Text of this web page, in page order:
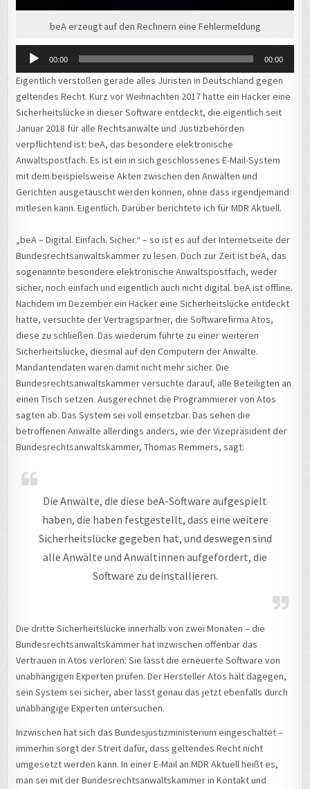
beA erzeugt auf den Rechnern eine Fehlermeldung
00:00 00:00
Eigentlich verstoßen gerade alles Juristen in Deutschland gegen
geltendes Recht. Kurz vor Weihnachten 2017 hatte ein Hacker eine
Sicherheitslücke in dieser Software entdeckt, die eigentlich seit
Januar 2018 für alle Rechtsanwälte und Justizbehörden
verpflichtend ist: beA, das besondere elektronische
Anwaltspostfach. Es ist ein in sich geschlossenes E-Mail-System
mit dem beispielsweise Akten zwischen den Anwälten und
Gerichten ausgetauscht werden können, ohne dass irgendjemand
mitlesen kann. Eigentlich. Darüber berichtete ich für MDR Aktuell.
„beA – Digital. Einfach. Sicher.“ – so ist es auf der Internetseite der
Bundesrechtsanwaltskammer zu lesen. Doch zur Zeit ist beA, das
sogenannte besondere elektronische Anwaltspostfach, weder
sicher, noch einfach und eigentlich auch nicht digital. beA ist offline.
Nachdem im Dezember ein Hacker eine Sicherheitslücke entdeckt
hatte, versuchte der Vertragspartner, die Softwarefirma Atos,
diese zu schließen. Das wiederum führte zu einer weiteren
Sicherheitslücke, diesmal auf den Computern der Anwälte.
Mandantendaten waren damit nicht mehr sicher. Die
Bundesrechtsanwaltskammer versuchte darauf, alle Beteiligten an
einen Tisch setzen. Ausgerechnet die Programmierer von Atos
sagten ab. Das System sei voll einsetzbar. Das sehen die
betroffenen Anwälte allerdings anders, wie der Vizepräsident der
Bundesrechtsanwaltskammer, Thomas Remmers, sagt:
Die Anwälte, die diese beA-Software aufgespielt
haben, die haben festgestellt, dass eine weitere
Sicherheitslücke gegeben hat, und deswegen sind
alle Anwälte und Anwältinnen aufgefordert, die
Software zu deinstallieren.
Die dritte Sicherheitslücke innerhalb von zwei Monaten – die
Bundesrechtsanwaltskammer hat inzwischen offenbar das
Vertrauen in Atos verloren: Sie lässt die erneuerte Software von
unabhängigen Experten prüfen. Der Hersteller Atos hält dagegen,
sein System sei sicher, aber lässt genau das jetzt ebenfalls durch
unabhängige Experten untersuchen.
Inzwischen hat sich das Bundesjustizministerium eingeschaltet –
immerhin sorgt der Streit dafür, dass geltendes Recht nicht
umgesetzt werden kann. In einer E-Mail an MDR Aktuell heißt es,
man sei mit der Bundesrechtsanwaltskammer in Kontakt und